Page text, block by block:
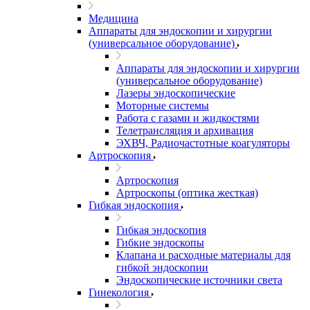
Медицина
Аппараты для эндоскопии и хирургии
(универсальное оборудование)
Аппараты для эндоскопии и хирургии
(универсальное оборудование)
Лазеры эндоскопические
Моторные системы
Работа с газами и жидкостями
Телетрансляция и архивация
ЭХВЧ, Радиочастотные коагуляторы
Артроскопия
Артроскопия
Артроскопы (оптика жесткая)
Гибкая эндоскопия
Гибкая эндоскопия
Гибкие эндоскопы
Клапана и расходные материалы для
гибкой эндоскопии
Эндоскопические источники света
Гинекология